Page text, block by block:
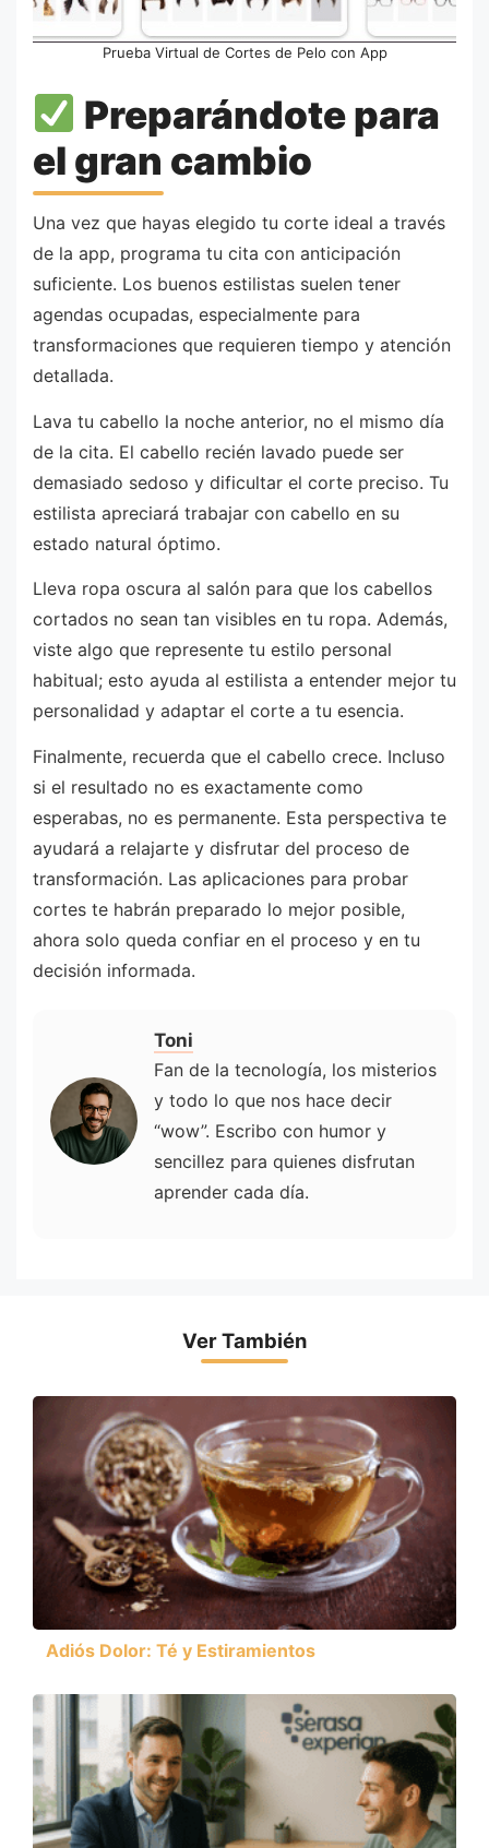
Prueba Virtual de Cortes de Pelo con App
Preparándote para
el gran cambio
Una vez que hayas elegido tu corte ideal a través
de la app, programa tu cita con anticipación
suficiente. Los buenos estilistas suelen tener
agendas ocupadas, especialmente para
transformaciones que requieren tiempo y atención
detallada.
Lava tu cabello la noche anterior, no el mismo día
de la cita. El cabello recién lavado puede ser
demasiado sedoso y dificultar el corte preciso. Tu
estilista apreciará trabajar con cabello en su
estado natural óptimo.
Lleva ropa oscura al salón para que los cabellos
cortados no sean tan visibles en tu ropa. Además,
viste algo que represente tu estilo personal
habitual; esto ayuda al estilista a entender mejor tu
personalidad y adaptar el corte a tu esencia.
Finalmente, recuerda que el cabello crece. Incluso
si el resultado no es exactamente como
esperabas, no es permanente. Esta perspectiva te
ayudará a relajarte y disfrutar del proceso de
transformación. Las aplicaciones para probar
cortes te habrán preparado lo mejor posible,
ahora solo queda confiar en el proceso y en tu
decisión informada.
Toni
Fan de la tecnología, los misterios
y todo lo que nos hace decir
“wow”. Escribo con humor y
sencillez para quienes disfrutan
aprender cada día.
Ver También
Adiós Dolor: Té y Estiramientos